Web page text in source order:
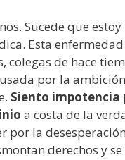
Sucede que
Esta enfermedad
colegas de hace
por la
Siento impotencia
a costa de la
por la
derechos y se